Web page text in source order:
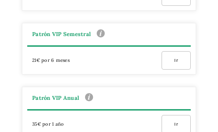
Patrón VIP Semestral
21€ por 6 meses Ir
Patrón VIP Anual
35€ por 1 año Ir